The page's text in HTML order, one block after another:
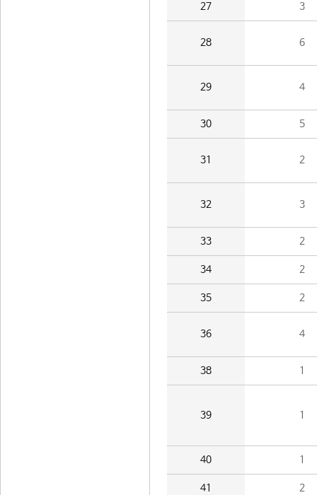
27 3
28 6
29 4
30 5
31 2
32 3
33 2
34 2
35 2
36 4
38 1
39 1
40 1
41 2